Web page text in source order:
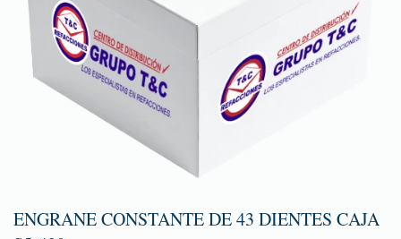
ENGRANE CONSTANTE DE 43 DIENTES CAJA